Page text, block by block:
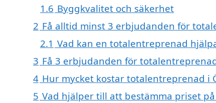
1.6 Byggkvalitet och säkerhet
2 Få alltid minst 3 erbjudanden för
2.1 Vad kan en totalentreprenad
3 Få 3 erbjudanden för
4 Hur mycket kostar totalentreprenad i
5 Vad hjälper till att bestämma priset